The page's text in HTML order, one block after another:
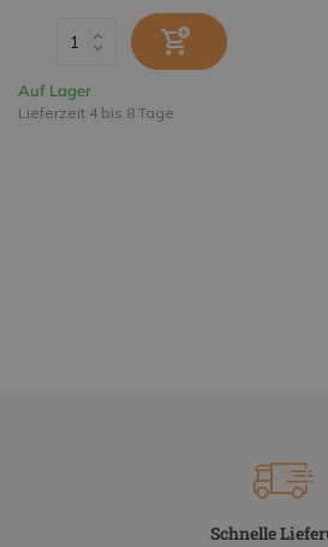
Auf Lager
Lieferzeit 4 bis 8 Tage
Schnelle